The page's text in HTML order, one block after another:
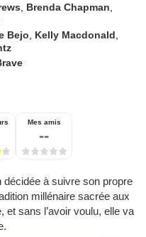
Brenda Chapman
Bejo Kelly Macdonald
Mes amis
--
décidée à suivre son propre
millénaire sacrée aux
sans l’avoir voulu, elle va